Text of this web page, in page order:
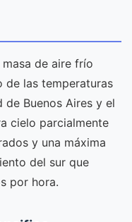
de aire frío
de las temperaturas
de Buenos Aires y el
cielo parcialmente
y una máxima
del sur que
por hora.